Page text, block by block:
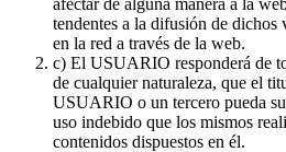
tendentes a la difusión de
en la red a través de la web.
c) El USUARIO responderá de
de cualquier naturaleza, que el
USUARIO o un tercero pueda
uso indebido que los mismos
contenidos dispuestos en él.